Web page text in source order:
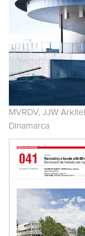
MVRDV, JJW
Dinamarca